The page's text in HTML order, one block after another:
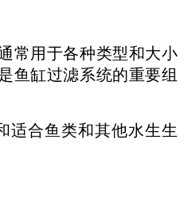
常用于各种类型和大小
鱼缸过滤系统的重要组
适合鱼类和其他水生生